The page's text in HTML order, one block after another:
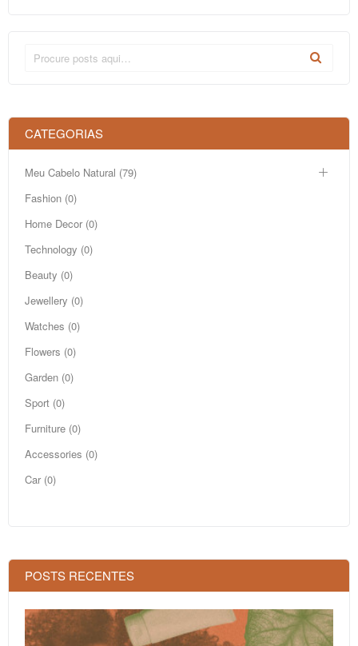
CATEGORIAS
Meu Cabelo Natural (79)
Fashion (0)
Home Decor (0)
Technology (0)
Beauty (0)
Jewellery (0)
Watches (0)
Flowers (0)
Garden (0)
Sport (0)
Furniture (0)
Accessories (0)
Car (0)
POSTS RECENTES